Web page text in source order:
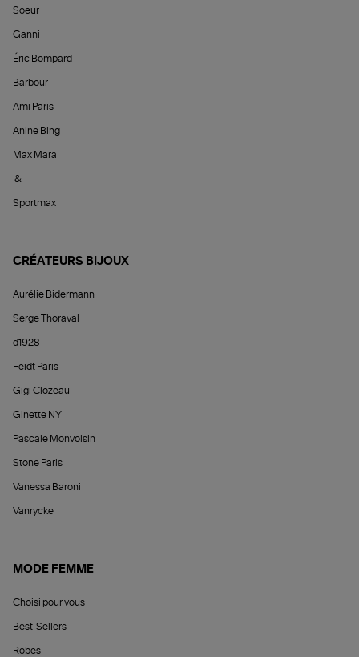
Soeur
Ganni
Éric Bompard
Barbour
Ami Paris
Anine Bing
Max Mara
&
Sportmax
CRÉATEURS BIJOUX
Aurélie Bidermann
Serge Thoraval
d1928
Feidt Paris
Gigi Clozeau
Ginette NY
Pascale Monvoisin
Stone Paris
Vanessa Baroni
Vanrycke
MODE FEMME
Choisi pour vous
Best-Sellers
Robes